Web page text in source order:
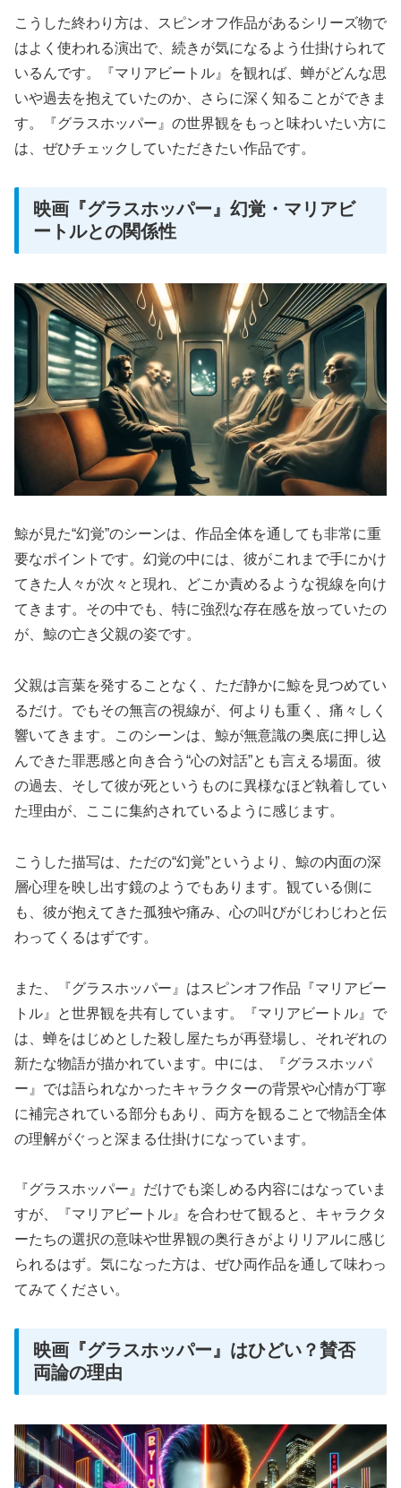
こうした終わり方は、スピンオフ作品があるシリーズ物で
はよく使われる演出で、続きが気になるよう仕掛けられて
いるんです。『マリアビートル』を観れば、蝉がどんな思
いや過去を抱えていたのか、さらに深く知ることができま
す。『グラスホッパー』の世界観をもっと味わいたい方に
は、ぜひチェックしていただきたい作品です。
映画『グラスホッパー』幻覚・マリアビ
ートルとの関係性
鯨が見た“幻覚”のシーンは、作品全体を通しても非常に重
要なポイントです。幻覚の中には、彼がこれまで手にかけ
てきた人々が次々と現れ、どこか責めるような視線を向け
てきます。その中でも、特に強烈な存在感を放っていたの
が、鯨の亡き父親の姿です。
父親は言葉を発することなく、ただ静かに鯨を見つめてい
るだけ。でもその無言の視線が、何よりも重く、痛々しく
響いてきます。このシーンは、鯨が無意識の奥底に押し込
んできた罪悪感と向き合う“心の対話”とも言える場面。彼
の過去、そして彼が死というものに異様なほど執着してい
た理由が、ここに集約されているように感じます。
こうした描写は、ただの“幻覚”というより、鯨の内面の深
層心理を映し出す鏡のようでもあります。観ている側に
も、彼が抱えてきた孤独や痛み、心の叫びがじわじわと伝
わってくるはずです。
また、『グラスホッパー』はスピンオフ作品『マリアビー
トル』と世界観を共有しています。『マリアビートル』で
は、蝉をはじめとした殺し屋たちが再登場し、それぞれの
新たな物語が描かれています。中には、『グラスホッパ
ー』では語られなかったキャラクターの背景や心情が丁寧
に補完されている部分もあり、両方を観ることで物語全体
の理解がぐっと深まる仕掛けになっています。
『グラスホッパー』だけでも楽しめる内容にはなっていま
すが、『マリアビートル』を合わせて観ると、キャラクタ
ーたちの選択の意味や世界観の奥行きがよりリアルに感じ
られるはず。気になった方は、ぜひ両作品を通して味わっ
てみてください。
映画『グラスホッパー』はひどい？賛否
両論の理由